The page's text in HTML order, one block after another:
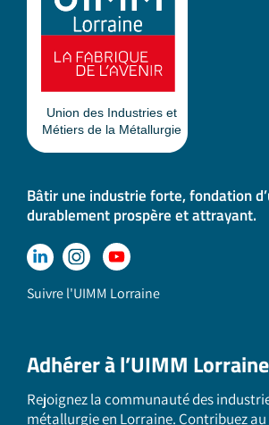
Bâtir une industrie forte, fondation
durablement prospère et attrayant.
Suivre l'UIMM Lorraine
Adhérer à l’UIMM Lorraine
Rejoignez la communauté des
métallurgie en Lorraine. Contribuez